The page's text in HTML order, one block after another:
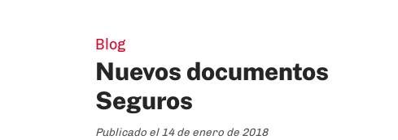
Blog
Nuevos documentos
Seguros
Publicado el 14 de enero de 2018